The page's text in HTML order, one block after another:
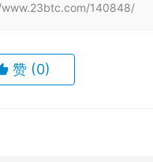
www.23btc.com/140848/
赞 (0)